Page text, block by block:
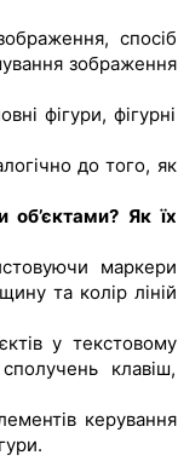
спосіб
зображення
фігури, фігурні
до того, як
Як їх
маркери
та колір ліній
у текстовому
клавіш,
керування